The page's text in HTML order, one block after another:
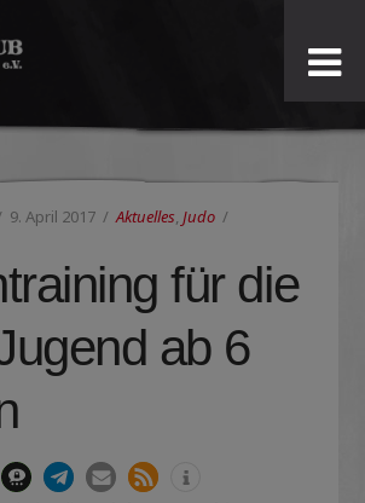
9. April 2017 Aktuelles, Judo
für die
ab 6